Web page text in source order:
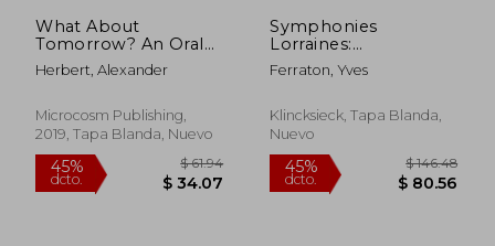
What About
Tomorrow? An Oral
History of Russian
Punk From the
Riot (Punx) (en
Inglés)
Herbert, Alexander
Microcosm Publishing,
2019, Tapa Blanda, Nuevo
Symphonies
Lorraines:
'compositeurs,
Executants,
Francés)
Ferraton, Yves
Klincksieck, Tapa Blanda,
Nuevo